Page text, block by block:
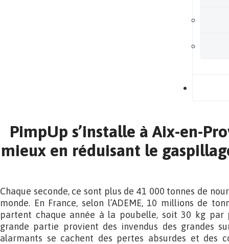
PimpUp s’installe à Aix-en-
mieux en réduisant le
Chaque seconde, ce sont plus de 41 000 tonnes de
monde. En France, selon l’ADEME, 10 millions de
partent chaque année à la poubelle, soit 30 kg par
grande partie provient des invendus des grandes
alarmants se cachent des pertes absurdes et des